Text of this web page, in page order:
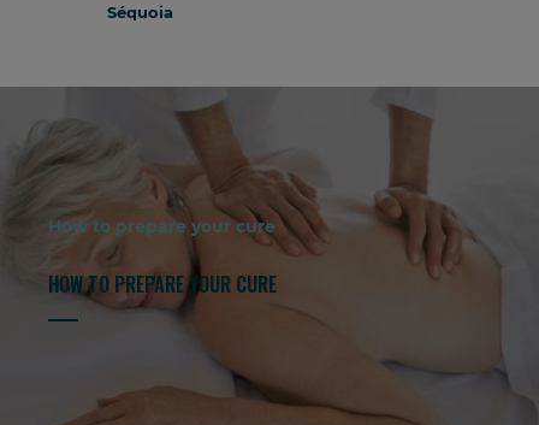
Séquoia
How to prepare your cure
HOW TO PREPARE YOUR CURE